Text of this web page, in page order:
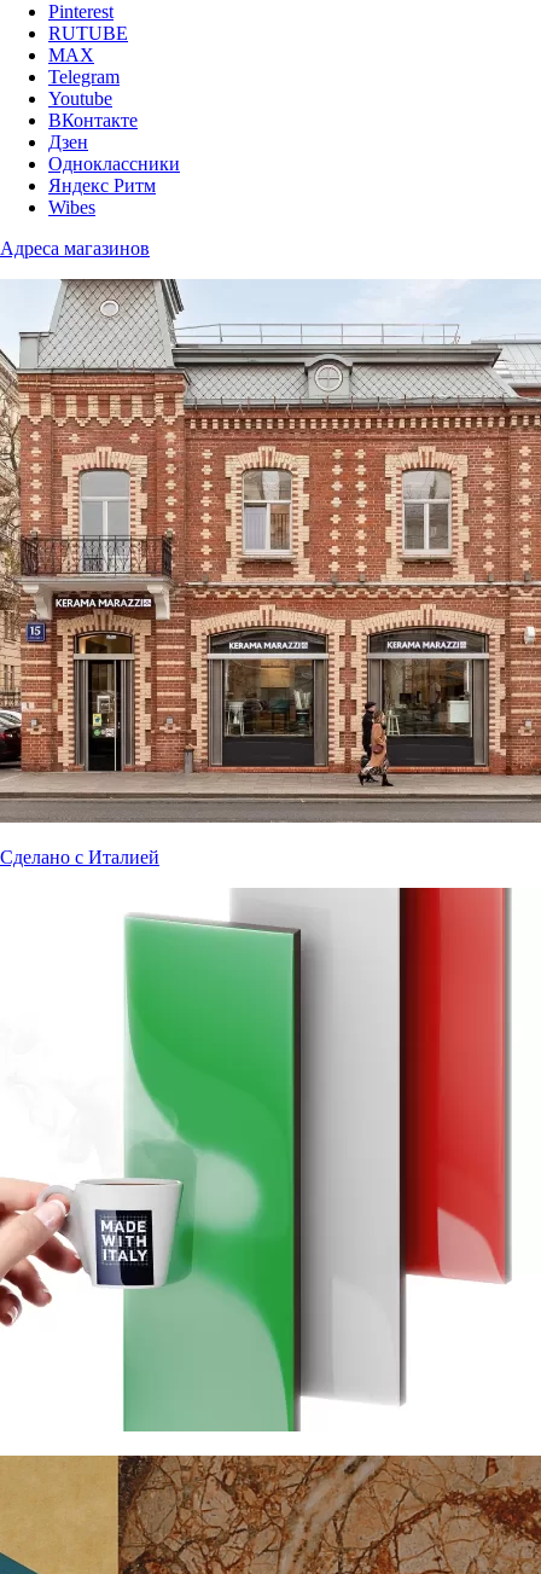
Pinterest
RUTUBE
MAX
Telegram
Youtube
ВКонтакте
Дзен
Одноклассники
Яндекс Ритм
Wibes
Адреса магазинов
Сделано с Италией